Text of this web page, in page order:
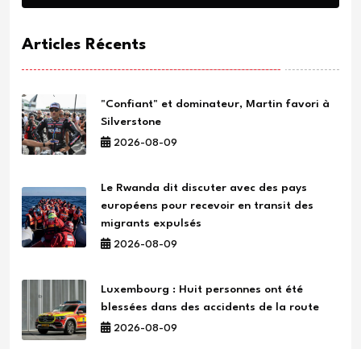
Articles Récents
"Confiant" et dominateur, Martin favori à
Silverstone
2026-08-09
Le Rwanda dit discuter avec des pays
européens pour recevoir en transit des
migrants expulsés
2026-08-09
Luxembourg : Huit personnes ont été
blessées dans des accidents de la route
2026-08-09